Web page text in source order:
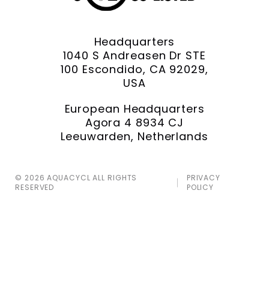
Headquarters
1040 S Andreasen Dr STE
100 Escondido, CA 92029,
USA
European Headquarters
Agora 4 8934 CJ
Leeuwarden, Netherlands
© 2026 AQUACYCL ALL RIGHTS
RESERVED
PRIVACY
POLICY